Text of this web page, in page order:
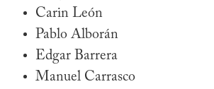
Carin León
Pablo Alborán
Edgar Barrera
Manuel Carrasco